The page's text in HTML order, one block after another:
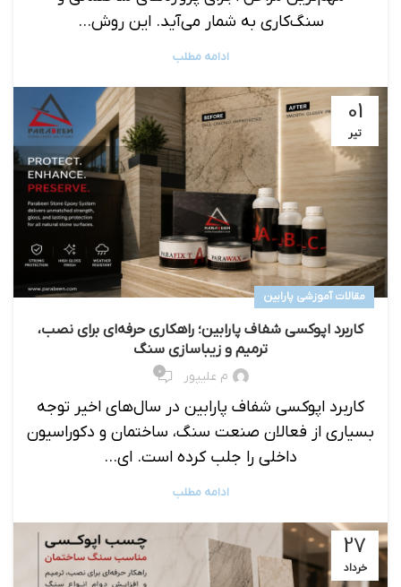
سنگ‌کاری به شمار می‌آید. این روش...
ادامه مطلب
01
تیر
مقالات آموزشی پارابین
کاربرد اپوکسی شفاف پارابین؛ راهکاری حرفه‌ای برای نصب،
ترمیم و زیباسازی سنگ
م علیپور ۰
کاربرد اپوکسی شفاف پارابین در سال‌های اخیر توجه
بسیاری از فعالان صنعت سنگ، ساختمان و دکوراسیون
داخلی را جلب کرده است. ای...
ادامه مطلب
27
خرداد